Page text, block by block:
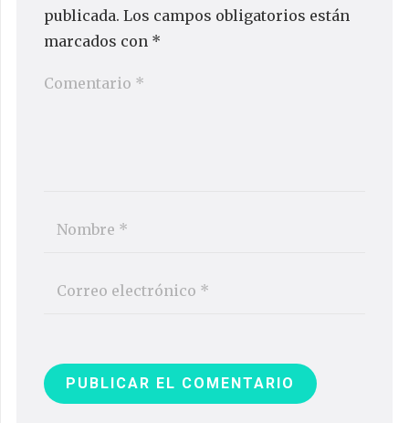
publicada. Los campos obligatorios están
marcados con *
PUBLICAR EL COMENTARIO